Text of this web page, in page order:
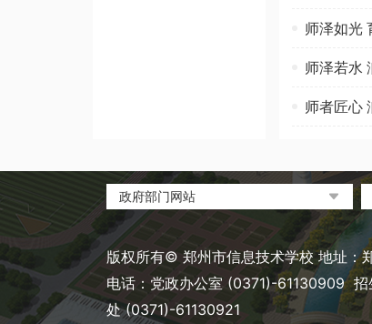
师泽如光
师泽若水
师者匠心
政府部门网站
中国政府网
河南省人民政府
郑州市人民政府
版权所有© 郑州市信息技术学校 地址
电话：党政办公室 (0371)-61130909
处 (0371)-61130921